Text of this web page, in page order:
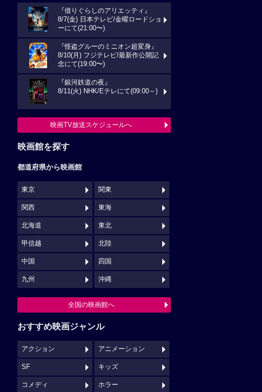
『借りぐらしのアリエッティ』
8/7(金) 日本テレビ/金曜ロードショ
ーにて(21:00〜)
『怪盗グルーのミニオン超変身』
8/10(月) フジテレビ/最新作公開記
念にて(19:00〜)
『銀河鉄道の夜』
8/11(火) NHK/Eテレにて(09:00～)
映画TV放送スケジュールへ
映画館を探す
都道府県から映画館
東京 関東
関西 東海
北海道 東北
甲信越 北陸
中国 四国
九州 沖縄
全国の映画館へ
おすすめ映画ジャンル
アクション アニメーション
SF キッズ
コメディ ホラー